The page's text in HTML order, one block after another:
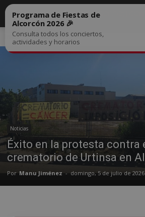
Inicio Noticias
Noticias
Éxito en la protesta contra
crematorio de Urtinsa en
Por Manu Jiménez - domingo, 5 de julio de 2026
Programa de Fiestas de
Alcorcón 2026 🎉
Consulta todos los conciertos,
actividades y horarios